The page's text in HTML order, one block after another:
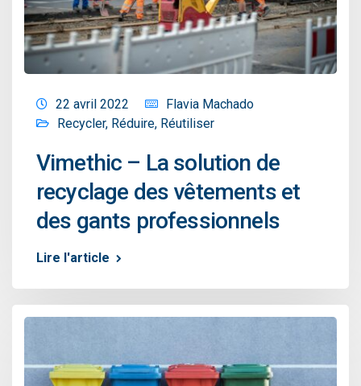
22 avril 2022
Flavia Machado
Recycler, Réduire, Réutiliser
Vimethic – La solution de
recyclage des vêtements et
des gants professionnels
Lire l'article